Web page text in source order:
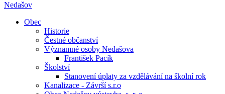
Nedašov
Obec
Historie
Čestné občanství
Významné osoby Nedašova
František Pacík
Školství
Stanovení úplaty za vzdělávání na školní rok
Kanalizace - Závrší s.r.o